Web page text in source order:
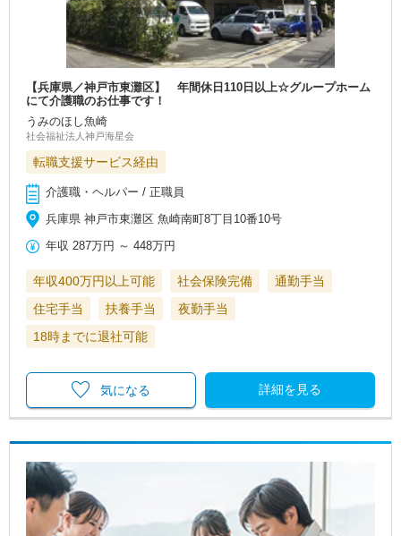
【兵庫県／神戸市東灘区】 年間休日110日以上☆グループホーム
にて介護職のお仕事です！
うみのほし魚崎
社会福祉法人神戸海星会
転職支援サービス経由
介護職・ヘルパー / 正職員
兵庫県 神戸市東灘区 魚崎南町8丁目10番10号
年収 287万円 ～448万円
年収400万円以上可能 社会保険完備
通勤手当
住宅手当
扶養手当
夜勤手当
18時までに退社可能
詳細を見る
気になる